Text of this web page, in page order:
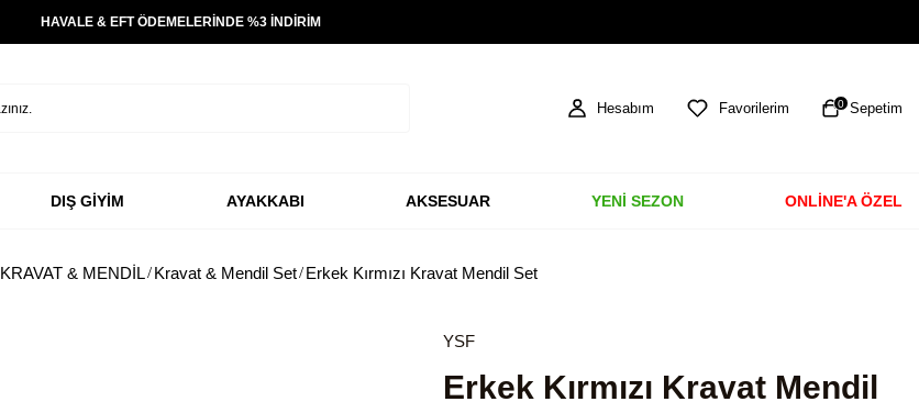
HAVALE & EFT ÖDEMELERİNDE %3 İNDİRİM
Hesabım Favorilerim 0 Sepetim
DIŞ GİYİM AYAKKABI AKSESUAR YENİ SEZON ONLİNE'A ÖZEL
KRAVAT & MENDİL Kravat & Mendil Set Erkek Kırmızı Kravat Mendil Set
YSF
Erkek Kırmızı Kravat Mendil